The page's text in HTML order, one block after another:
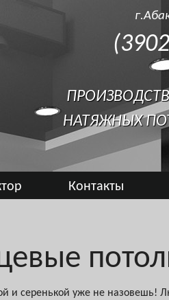
НАТЯЖНЫХ
Контакты
и серенькой уже не назовешь!